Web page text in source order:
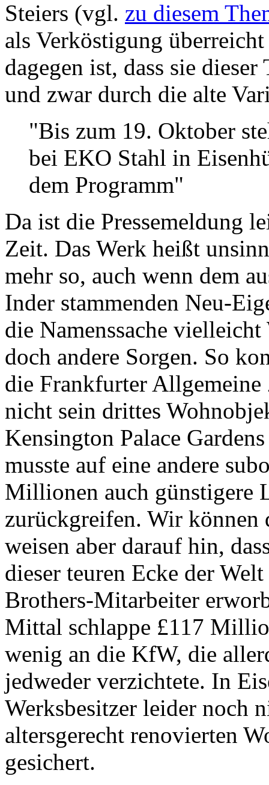
Steiers (vgl. zu diesem
als Verköstigung
dagegen ist, dass sie
und zwar durch die alte
"Bis zum 19. Oktober
bei EKO Stahl in
dem Programm"
Da ist die Pressemeldung
Zeit. Das Werk heißt
mehr so, auch wenn dem
Inder stammenden Neu-
die Namenssache
doch andere Sorgen. So
die Frankfurter
nicht sein drittes
Kensington Palace
musste auf eine andere
Millionen auch günstigere
zurückgreifen. Wir können
weisen aber darauf hin,
dieser teuren Ecke der
Brothers-Mitarbeiter
Mittal schlappe £117
wenig an die KfW, die
jedweder verzichtete. In
Werksbesitzer leider noch
altersgerecht renovierten
gesichert.